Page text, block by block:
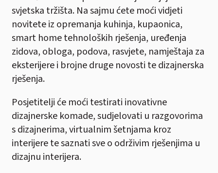
svjetska tržišta. Na sajmu ćete moći vidjeti
novitete iz opremanja kuhinja, kupaonica,
smart home tehnoloških rješenja, uređenja
zidova, obloga, podova, rasvjete, namještaja za
eksterijere i brojne druge novosti te dizajnerska
rješenja.
Posjetitelji će moći testirati inovativne
dizajnerske komade, sudjelovati u razgovorima
s dizajnerima, virtualnim šetnjama kroz
interijere te saznati sve o održivim rješenjima u
dizajnu interijera.